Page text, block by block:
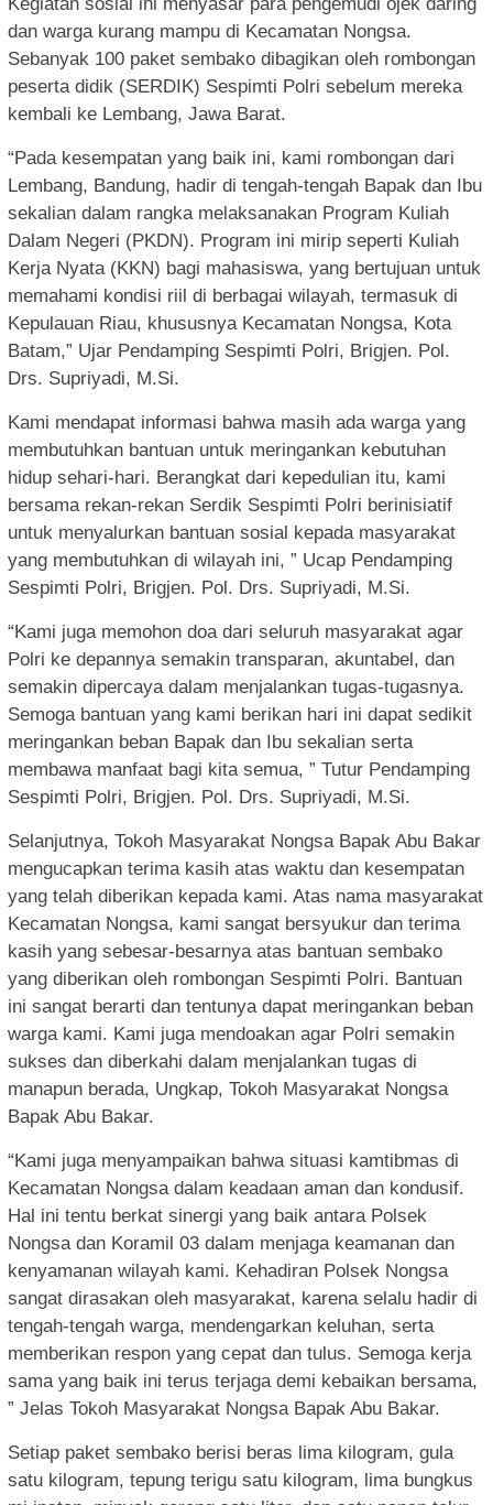
dan warga kurang mampu di Kecamatan Nongsa.
Sebanyak 100 paket sembako dibagikan oleh rombongan
peserta didik (SERDIK) Sespimti Polri sebelum mereka
kembali ke Lembang, Jawa Barat.
“Pada kesempatan yang baik ini, kami rombongan dari
Lembang, Bandung, hadir di tengah-tengah Bapak dan Ibu
sekalian dalam rangka melaksanakan Program Kuliah
Dalam Negeri (PKDN). Program ini mirip seperti Kuliah
Kerja Nyata (KKN) bagi mahasiswa, yang bertujuan untuk
memahami kondisi riil di berbagai wilayah, termasuk di
Kepulauan Riau, khususnya Kecamatan Nongsa, Kota
Batam,” Ujar Pendamping Sespimti Polri, Brigjen. Pol.
Drs. Supriyadi, M.Si.
Kami mendapat informasi bahwa masih ada warga yang
membutuhkan bantuan untuk meringankan kebutuhan
hidup sehari-hari. Berangkat dari kepedulian itu, kami
bersama rekan-rekan Serdik Sespimti Polri berinisiatif
untuk menyalurkan bantuan sosial kepada masyarakat
yang membutuhkan di wilayah ini, ” Ucap Pendamping
Sespimti Polri, Brigjen. Pol. Drs. Supriyadi, M.Si.
“Kami juga memohon doa dari seluruh masyarakat agar
Polri ke depannya semakin transparan, akuntabel, dan
semakin dipercaya dalam menjalankan tugas-tugasnya.
Semoga bantuan yang kami berikan hari ini dapat sedikit
meringankan beban Bapak dan Ibu sekalian serta
membawa manfaat bagi kita semua, ” Tutur Pendamping
Sespimti Polri, Brigjen. Pol. Drs. Supriyadi, M.Si.
Selanjutnya, Tokoh Masyarakat Nongsa Bapak Abu Bakar
mengucapkan terima kasih atas waktu dan kesempatan
yang telah diberikan kepada kami. Atas nama masyarakat
Kecamatan Nongsa, kami sangat bersyukur dan terima
kasih yang sebesar-besarnya atas bantuan sembako
yang diberikan oleh rombongan Sespimti Polri. Bantuan
ini sangat berarti dan tentunya dapat meringankan beban
warga kami. Kami juga mendoakan agar Polri semakin
sukses dan diberkahi dalam menjalankan tugas di
manapun berada, Ungkap, Tokoh Masyarakat Nongsa
Bapak Abu Bakar.
“Kami juga menyampaikan bahwa situasi kamtibmas di
Kecamatan Nongsa dalam keadaan aman dan kondusif.
Hal ini tentu berkat sinergi yang baik antara Polsek
Nongsa dan Koramil 03 dalam menjaga keamanan dan
kenyamanan wilayah kami. Kehadiran Polsek Nongsa
sangat dirasakan oleh masyarakat, karena selalu hadir di
tengah-tengah warga, mendengarkan keluhan, serta
memberikan respon yang cepat dan tulus. Semoga kerja
sama yang baik ini terus terjaga demi kebaikan bersama,
” Jelas Tokoh Masyarakat Nongsa Bapak Abu Bakar.
Setiap paket sembako berisi beras lima kilogram, gula
satu kilogram, tepung terigu satu kilogram, lima bungkus